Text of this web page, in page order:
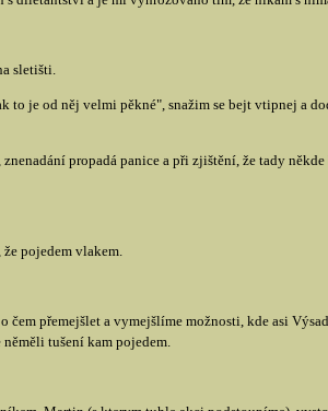
sletišti.
je od něj velmi pěkné", snažim se bejt vtipnej a
propadá panice a při zjištění, že tady někde
pojedem vlakem.
přemejšlet a vymejšlíme možnosti, kde asi
tušení kam pojedem.